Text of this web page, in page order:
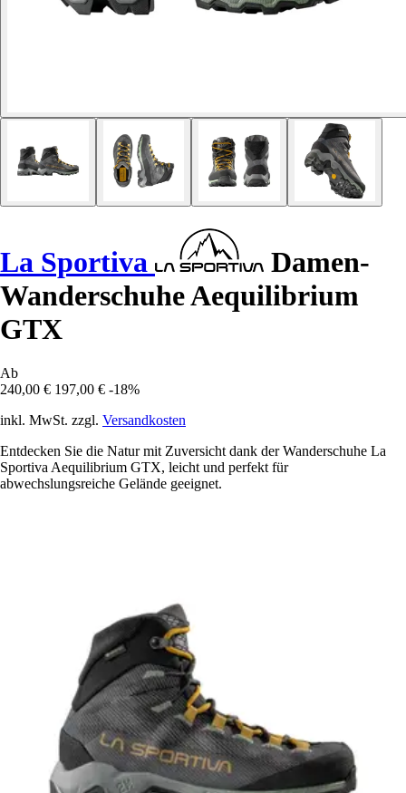
La Sportiva
Damen-
Wanderschuhe Aequilibrium
GTX
Ab
240,00 € 197,00 € -18%
inkl. MwSt. zzgl. Versandkosten
Entdecken Sie die Natur mit Zuversicht dank der Wanderschuhe La
Sportiva Aequilibrium GTX, leicht und perfekt für
abwechslungsreiche Gelände geeignet.